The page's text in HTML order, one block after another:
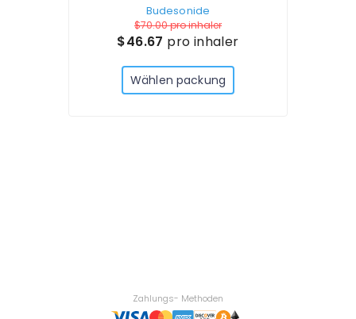
Budesonide
$70.00pro inhaler
$46.67 pro inhaler
Wählen packung
Zahlungs- Methoden